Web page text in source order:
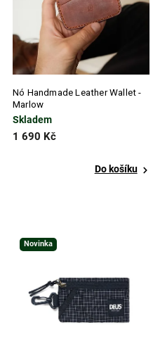
Nó Handmade Leather Wallet -
Marlow
Skladem
1 690 Kč
Do košíku
Novinka